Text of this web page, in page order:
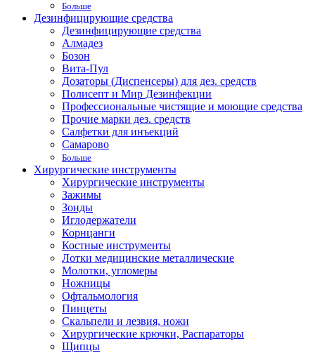
Больше
Дезинфицирующие средства
Дезинфицирующие средства
Алмадез
Бозон
Вита-Пул
Дозаторы (Диспенсеры) для дез. средств
Полисепт и Мир Дезинфекции
Профессиональные чистящие и моющие средства
Прочие марки дез. средств
Салфетки для инъекций
Самарово
Больше
Хирургические инструменты
Хирургические инструменты
Зажимы
Зонды
Иглодержатели
Корнцанги
Костные инструменты
Лотки медицинские металлические
Молотки, угломеры
Ножницы
Офтальмология
Пинцеты
Скальпели и лезвия, ножи
Хирургические крючки, Распараторы
Щипцы